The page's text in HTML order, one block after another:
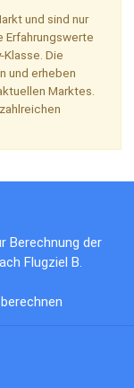
und sind nur
Erfahrungswerte
Die
und erheben
Marktes.
Berechnung der
Flugziel B.